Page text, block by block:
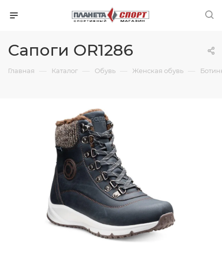
Сапоги OR1286
Главная — Каталог — Обувь — Женская обувь —